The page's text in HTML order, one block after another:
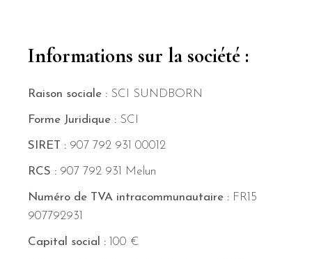
Informations sur la société :
Raison sociale : SCI SUNDBORN
Forme Juridique : SCI
SIRET : 907 792 931 00012
RCS : 907 792 931 Melun
Numéro de TVA intracommunautaire : FR15
907792931
Capital social : 100 €